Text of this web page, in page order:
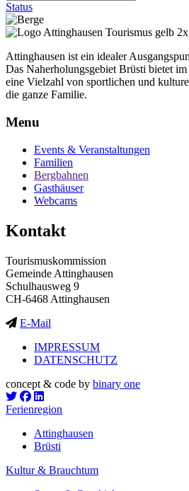
Status
Attinghausen ist ein idealer
Das Naherholungsgebiet Brüsti bietet
eine Vielzahl von sportlichen und
die ganze Familie.
Menu
Events & Veranstaltungen
Familien
Bergbahnen
Gasthäuser
Webcams
Kontakt
Tourismuskommission
Gemeinde Attinghausen
Schulhausweg 9
CH-6468 Attinghausen
E-Mail
IMPRESSUM
DATENSCHUTZ
concept & code by binary one
Ferienregion
Attinghausen
Brüsti
Kultur & Brauchtum